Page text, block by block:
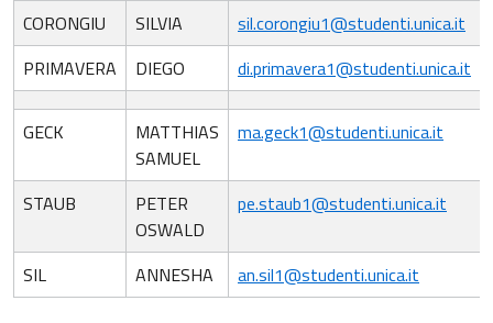
CORONGIU
SILVIA
sil.corongiu1@studenti.unica.it
PRIMAVERA
DIEGO di.primavera1@studenti.unica.it
GECK
MATTHIAS
SAMUEL
ma.geck1@studenti.unica.it
STAUB
PETER
OSWALD
pe.staub1@studenti.unica.it
SIL ANNESHA an.sil1@studenti.unica.it